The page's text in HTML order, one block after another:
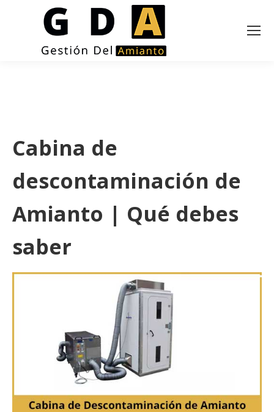
Cabina de
descontaminación de
Amianto | Qué debes
saber